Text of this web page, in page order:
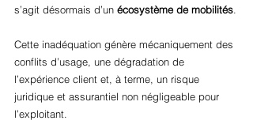
s’agit désormais d’un écosystème de mobilités.
Cette inadéquation génère mécaniquement des
conflits d’usage, une dégradation de
l’expérience client et, à terme, un risque
juridique et assurantiel non négligeable pour
l’exploitant.